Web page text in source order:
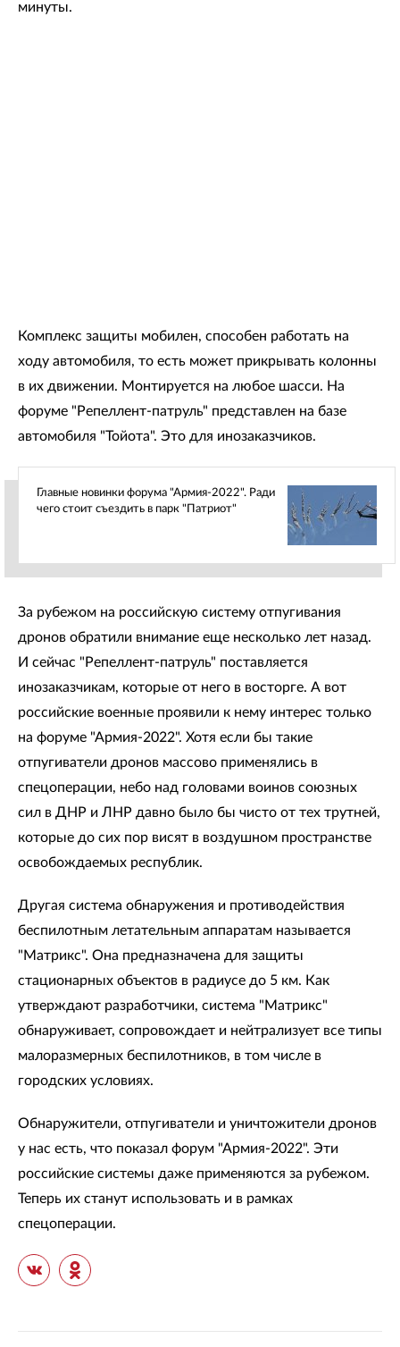
минуты.
Комплекс защиты мобилен, способен работать на
ходу автомобиля, то есть может прикрывать колонны
в их движении. Монтируется на любое шасси. На
форуме "Репеллент-патруль" представлен на базе
автомобиля "Тойота". Это для инозаказчиков.
Главные новинки форума "Армия-2022". Ради
чего стоит съездить в парк "Патриот"
За рубежом на российскую систему отпугивания
дронов обратили внимание еще несколько лет назад.
И сейчас "Репеллент-патруль" поставляется
инозаказчикам, которые от него в восторге. А вот
российские военные проявили к нему интерес только
на форуме "Армия-2022". Хотя если бы такие
отпугиватели дронов массово применялись в
спецоперации, небо над головами воинов союзных
сил в ДНР и ЛНР давно было бы чисто от тех трутней,
которые до сих пор висят в воздушном пространстве
освобождаемых республик.
Другая система обнаружения и противодействия
беспилотным летательным аппаратам называется
"Матрикс". Она предназначена для защиты
стационарных объектов в радиусе до 5 км. Как
утверждают разработчики, система "Матрикс"
обнаруживает, сопровождает и нейтрализует все типы
малоразмерных беспилотников, в том числе в
городских условиях.
Обнаружители, отпугиватели и уничтожители дронов
у нас есть, что показал форум "Армия-2022". Эти
российские системы даже применяются за рубежом.
Теперь их станут использовать и в рамках
спецоперации.